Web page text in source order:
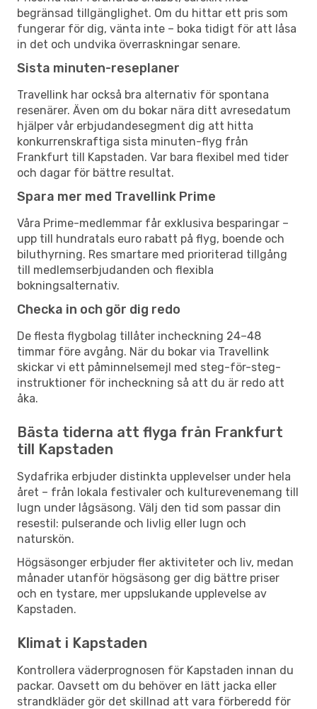
begränsad tillgänglighet. Om du hittar ett pris som
fungerar för dig, vänta inte – boka tidigt för att låsa
in det och undvika överraskningar senare.
Sista minuten-reseplaner
Travellink har också bra alternativ för spontana
resenärer. Även om du bokar nära ditt avresedatum
hjälper vår erbjudandesegment dig att hitta
konkurrenskraftiga sista minuten-flyg från
Frankfurt till Kapstaden. Var bara flexibel med tider
och dagar för bättre resultat.
Spara mer med Travellink Prime
Våra Prime-medlemmar får exklusiva besparingar –
upp till hundratals euro rabatt på flyg, boende och
biluthyrning. Res smartare med prioriterad tillgång
till medlemserbjudanden och flexibla
bokningsalternativ.
Checka in och gör dig redo
De flesta flygbolag tillåter incheckning 24–48
timmar före avgång. När du bokar via Travellink
skickar vi ett påminnelsemejl med steg-för-steg-
instruktioner för incheckning så att du är redo att
åka.
Bästa tiderna att flyga från Frankfurt
till Kapstaden
Sydafrika erbjuder distinkta upplevelser under hela
året – från lokala festivaler och kulturevenemang till
lugn under lågsäsong. Välj den tid som passar din
resestil: pulserande och livlig eller lugn och
naturskön.
Högsäsonger erbjuder fler aktiviteter och liv, medan
månader utanför högsäsong ger dig bättre priser
och en tystare, mer uppslukande upplevelse av
Kapstaden.
Klimat i Kapstaden
Kontrollera väderprognosen för Kapstaden innan du
packar. Oavsett om du behöver en lätt jacka eller
strandkläder gör det skillnad att vara förberedd för